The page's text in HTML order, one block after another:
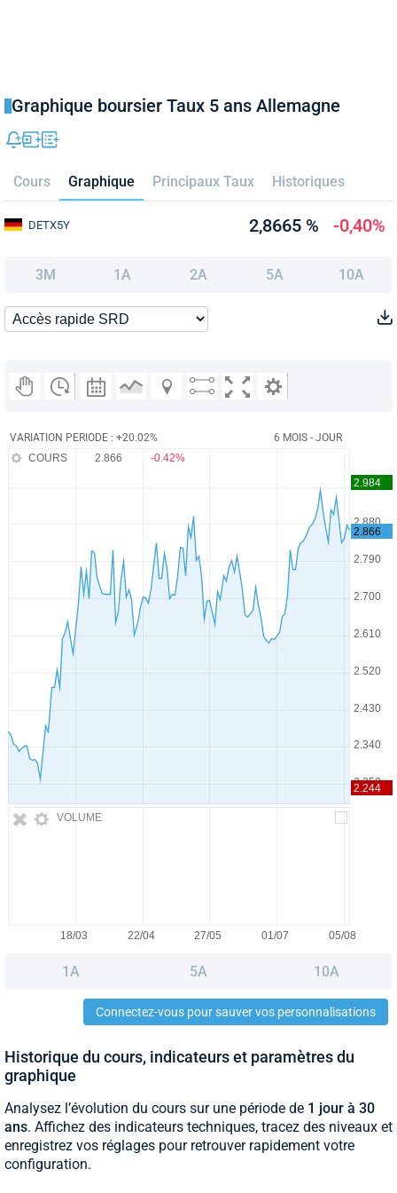
Graphique boursier Taux 5 ans Allemagne
Cours Graphique Principaux Taux Historiques
DETX5Y 2,8665 % -0,40%
3M 1A 2A 5A 10A
VARIATION PERIODE : +20.02% 6 MOIS - JOUR
VOLUME
COURS 2.866 -0.42%
1A 5A 10A
Connectez-vous pour sauver vos personnalisations
Historique du cours, indicateurs et paramètres du
graphique
Analysez l’évolution du cours sur une période de 1 jour à 30
ans. Affichez des indicateurs techniques, tracez des niveaux et
enregistrez vos réglages pour retrouver rapidement votre
configuration.